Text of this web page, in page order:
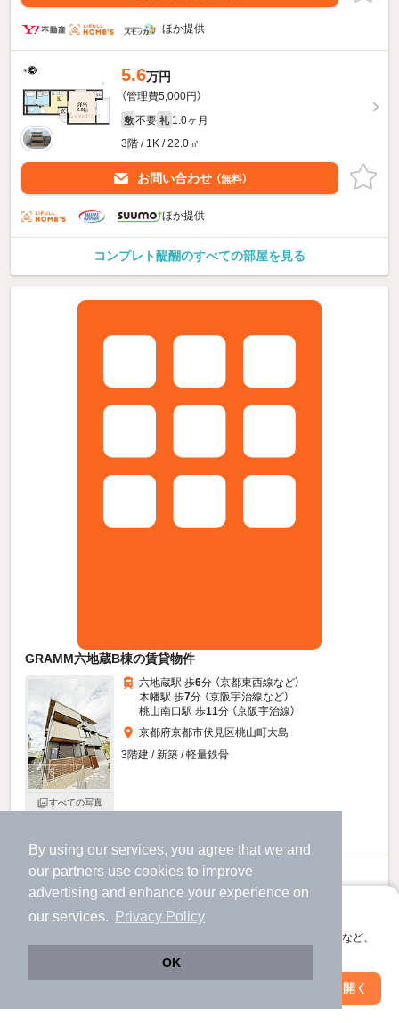
By using our services, you agree that we and
our partners use cookies to improve
advertising and enhance your experience on
our services.
Privacy Policy
OK
アプリに切り替えて、サクサクお部屋探し
会員登録なしですぐ使える。マップ検索やお気に入り保存など、
アプリを開く
ほか提供
5.6万円
（管理費5,000円）
敷 不要 礼 1.0ヶ月
3階 / 1K / 22.0㎡
お問い合わせ （無料）
ほか提供
コンプレト醍醐のすべての部屋を見る
GRAMM六地蔵B棟の賃貸物件
すべての写真
六地蔵駅 歩6分 （京都東西線など）
木幡駅 歩7分 （京阪宇治線など）
桃山南口駅 歩11分 （京阪宇治線）
京都府京都市伏見区桃山町大島
3階建 / 新築 / 軽量鉄骨
9.8
（管理費9,000円）
敷 不要 礼 100,000円
1階 / 1LDK / 40.24㎡
お問い合わせ（無料）
絞り込み条件を変更